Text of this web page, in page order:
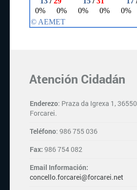
Atención Cidadán
Enderezo: Praza da Igrexa 1, 36550
Forcarei.
Teléfono: 986 755 036
Fax: 986 754 082
Email Información:
concello.forcarei@forcarei.net